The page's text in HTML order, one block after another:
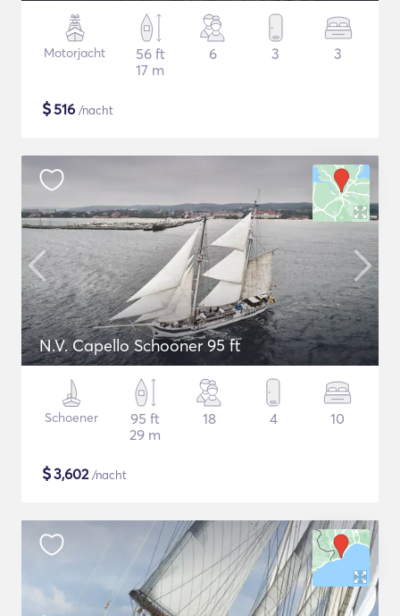
Motorjacht
56 ft
17 m
6 3 3
$516 /nacht
N.V. Capello Schooner 95 ft
Schoener
95 ft
29 m
18 4 10
$3,602/nacht